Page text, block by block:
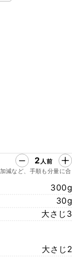
2 人前
減など、手順も分量に合
300g
30g
大さじ3
大さじ2